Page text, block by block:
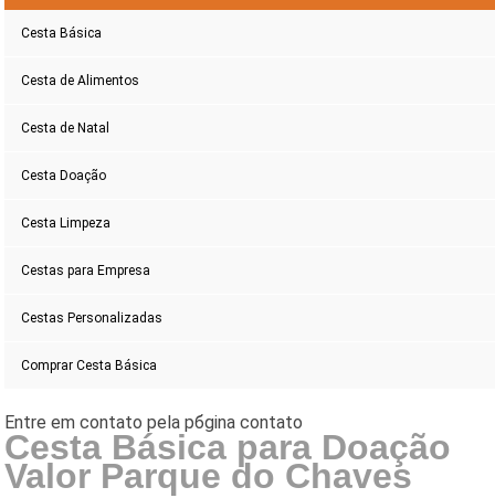
Cesta Básica
Cesta de Alimentos
Cesta de Natal
Cesta Doação
Cesta Limpeza
Cestas para Empresa
Cestas Personalizadas
Comprar Cesta Básica
Cesta Básica para Doação
Valor Parque do Chaves